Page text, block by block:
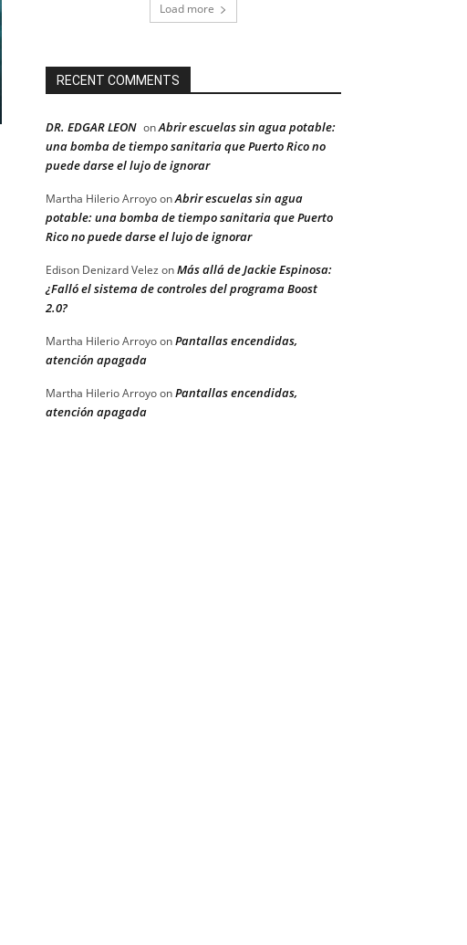
Load more
RECENT COMMENTS
DR. EDGAR LEON onAbrir escuelas sin agua potable:
una bomba de tiempo sanitaria que Puerto Rico no
puede darse el lujo de ignorar
Martha Hilerio ArroyoonAbrir escuelas sin agua
potable: una bomba de tiempo sanitaria que Puerto
Rico no puede darse el lujo de ignorar
Edison Denizard Velez onMás allá de Jackie Espinosa:
¿Falló el sistema de controles del programa Boost
2.0?
Martha Hilerio ArroyoonPantallas encendidas,
atención apagada
Martha Hilerio ArroyoonPantallas encendidas,
atención apagada